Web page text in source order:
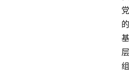
党
的
基
层
组